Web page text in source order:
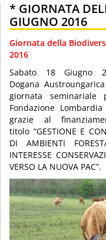
* GIORNATA
GIUGNO 2016
Giornata della
2016
Sabato 18 Giugno
Dogana
giornata seminariale
Fondazione
grazie al
titolo “GESTIONE E
DI AMBIENTI
INTERESSE
VERSO LA NUOVA PAC”.